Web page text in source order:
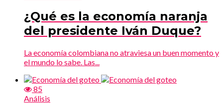
¿Qué es la economía naranja
del presidente Iván Duque?
La economía colombiana no atraviesa un buen momento y
el mundo lo sabe. Las...
85
Análisis